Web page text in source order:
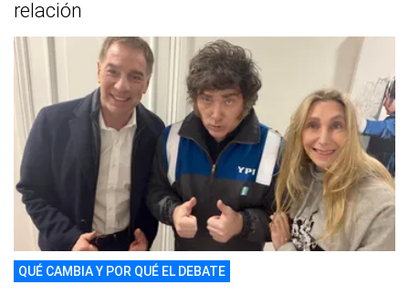
relación
QUÉ CAMBIA Y POR QUÉ EL DEBATE